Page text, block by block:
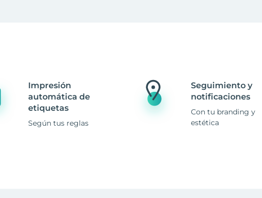
Impresión
automática de
etiquetas
Según tus reglas
Seguimiento y
notificaciones
Con tu branding y
estética